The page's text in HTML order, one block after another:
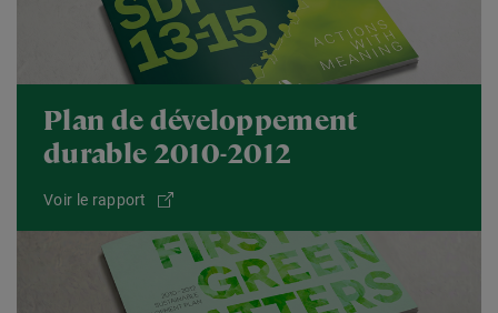
Plan de développement
durable 2010-2012
Voir le rapport